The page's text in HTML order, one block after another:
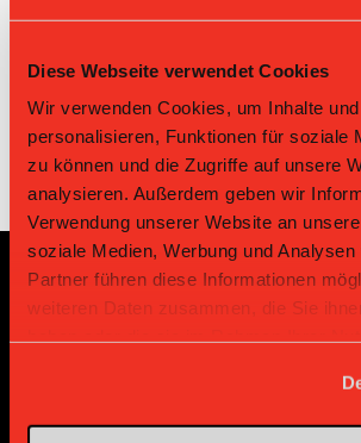
Diese Webseite verwendet Cookies
Wir verwenden Cookies, um Inhalte
personalisieren, Funktionen für soziale
zu können und die Zugriffe auf unsere
analysieren. Außerdem geben wir
Verwendung unserer Website an
soziale Medien, Werbung und
Partner führen diese Informationen
weiteren Daten zusammen, die Sie
Vouvry
Sponsoren und